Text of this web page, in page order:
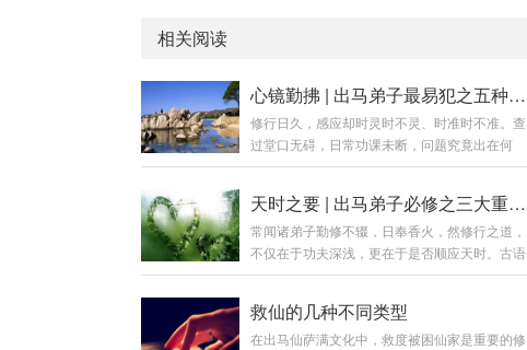
相关阅读
心镜勤拂 | 出马弟子最易犯之五种心性错误
修行日久，感应却时灵时不灵、时准时不准。查
过堂口无碍，日常功课未断，问题究竟出在何
处？答案往往落在“心”字上。心性若偏，做什么
对治之法，为诸位善信一一剖明。错误一：分别
心太重——看人下菜碟病症：见有钱者热情，见
贫困者冷淡；对“有身份”者恭敬，对普通人敷
衍。以缘主之外在条件决定自己之态度。后果：
家感应亦对你“有别”——忽强忽弱，断断续续。
对治·平等心训练：无论来者何人，皆视如父母、
天时之要 | 出马弟子必修之三大重日：三月三、六月六、九月九
常闻诸弟子勤修不辍，日奉香火，然修行之道，
不仅在于功夫深浅，更在于是否顺应天时。古语
云：“焚香不在多，而在诚；修行不在久，而在
胜之时。于此三日修行，一炷香之功可抵平日十
炷。今日便为诸位详解此三节之来由、意义与仪
救仙的几种不同类型
在出马仙萨满文化中，救度被困仙家是重要的修